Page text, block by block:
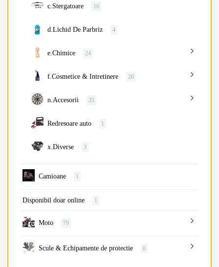
c.Stergatoare 10
d.Lichid De Parbriz 4
e.Chimice 24
f.Cosmetice & Intretinere 20
n.Accesorii 35
Redresoare auto 1
x.Diverse 3
Camioane 1
Disponibil doar online 1
Moto 79
Scule & Echipamente de protectie 6